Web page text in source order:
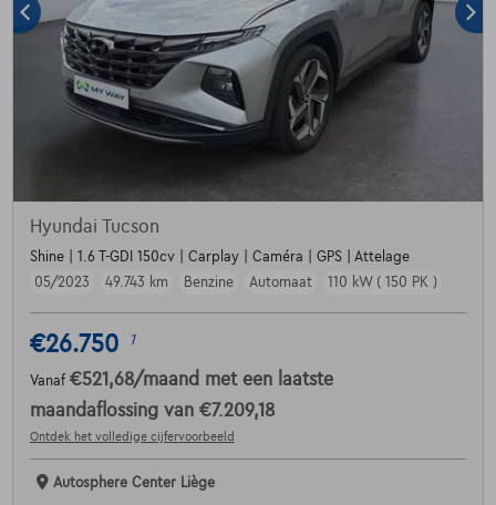
Hyundai Tucson
Shine | 1.6 T-GDI 150cv | Carplay | Caméra | GPS | Attelage
05/2023
49.743 km Benzine Automaat 110 kW ( 150 PK )
€26.750 1
Vanaf €521,68/maand met een laatste
maandaflossing van €7.209,18
Ontdek het volledige cijfervoorbeeld
Autosphere Center Liège